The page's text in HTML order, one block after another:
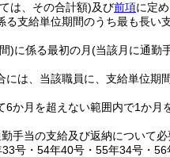
は、その合計額)及び前項に定
支給単位期間のうち最も長い
)に係る最初の月(当該月に通勤
は、当該職員に、支給単位期
か月を超えない範囲内で1か月
手当の支給及び返納について必
号・54年40号・55年34号・